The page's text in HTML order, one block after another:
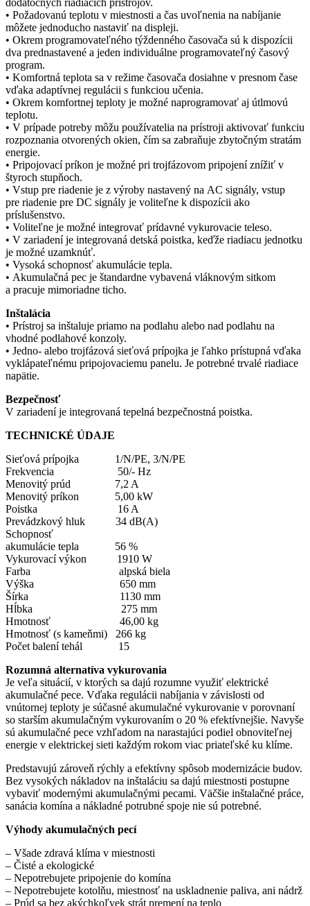
• Požadovanú teplotu v miestnosti a čas uvoľnenia na nabíjanie
môžete jednoducho nastaviť na displeji.
• Okrem programovateľného týždenného časovača sú k dispozícii
dva prednastavené a jeden individuálne programovateľný časový
program.
• Komfortná teplota sa v režime časovača dosiahne v presnom čase
vďaka adaptívnej regulácii s funkciou učenia.
• Okrem komfortnej teploty je možné naprogramovať aj útlmovú
teplotu.
• V prípade potreby môžu používatelia na prístroji aktivovať funkciu
rozpoznania otvorených okien, čím sa zabraňuje zbytočným stratám
energie.
• Pripojovací príkon je možné pri trojfázovom pripojení znížiť v
štyroch stupňoch.
• Vstup pre riadenie je z výroby nastavený na AC signály, vstup
pre riadenie pre DC signály je voliteľne k dispozícii ako
príslušenstvo.
• Voliteľne je možné integrovať prídavné vykurovacie teleso.
• V zariadení je integrovaná detská poistka, keďže riadiacu jednotku
je možné uzamknúť.
• Vysoká schopnosť akumulácie tepla.
• Akumulačná pec je štandardne vybavená vláknovým sitkom
a pracuje mimoriadne ticho.
Inštalácia
• Prístroj sa inštaluje priamo na podlahu alebo nad podlahu na
vhodné podlahové konzoly.
• Jedno- alebo trojfázová sieťová prípojka je ľahko prístupná vďaka
vyklápateľnému pripojovaciemu panelu. Je potrebné trvalé riadiace
napätie.
Bezpečnosť
V zariadení je integrovaná tepelná bezpečnostná poistka.
TECHNICKÉ ÚDAJE
Sieťová prípojka 1/N/PE, 3/N/PE
Frekvencia 50/- Hz
Menovitý prúd 7,2 A
Menovitý príkon 5,00 kW
Poistka 16 A
Prevádzkový hluk 34 dB(A)
Schopnosť
akumulácie tepla 56 %
Vykurovací výkon 1910 W
Farba alpská biela
Výška 650 mm
Šírka 1130 mm
Hĺbka 275 mm
Hmotnosť 46,00 kg
Hmotnosť (s kameňmi) 266 kg
Počet balení tehál 15
Rozumná alternatíva vykurovania
Je veľa situácií, v ktorých sa dajú rozumne využiť elektrické
akumulačné pece. Vďaka regulácii nabíjania v závislosti od
vnútornej teploty je súčasné akumulačné vykurovanie v porovnaní
so starším akumulačným vykurovaním o 20 % efektívnejšie. Navyše
sú akumulačné pece vzhľadom na narastajúci podiel obnoviteľnej
energie v elektrickej sieti každým rokom viac priateľské ku klíme.
Predstavujú zároveň rýchly a efektívny spôsob modernizácie budov.
Bez vysokých nákladov na inštaláciu sa dajú miestnosti postupne
vybaviť modernými akumulačnými pecami. Väčšie inštalačné práce,
sanácia komína a nákladné potrubné spoje nie sú potrebné.
Výhody akumulačných pecí
– Všade zdravá klíma v miestnosti
– Čisté a ekologické
– Nepotrebujete pripojenie do komína
– Nepotrebujete kotolňu, miestnosť na uskladnenie paliva, ani nádrž
– Prúd sa bez akýchkoľvek strát premení na teplo